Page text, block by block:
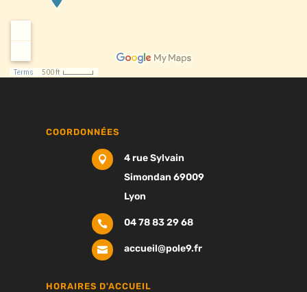
COORDONNÉES

4 rue Sylvain
Simondan 69009
Lyon
 04 78 83 29 68
 accueil@pole9.fr
HORAIRES D'ACCUEIL